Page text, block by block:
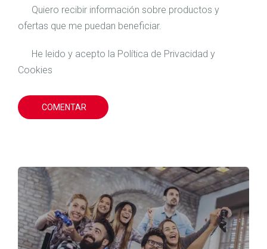
Quiero recibir información sobre productos y
ofertas que me puedan beneficiar.
He leido y acepto la Política de Privacidad y
Cookies
COMENTAR